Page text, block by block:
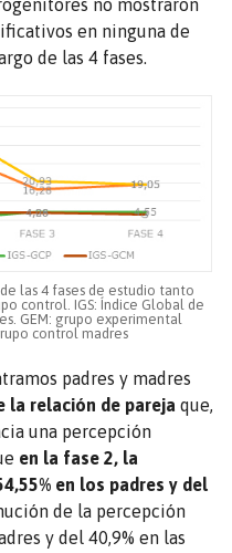
no mostraron
en ninguna de
de las 4 fases.
las 4 fases de estudio tanto
control. IGS: Índice Global de
GEM: grupo experimental
control madres
padres y madres
la relación de pareja que,
una percepción
en la fase 2, la
en los padres y del
de la percepción
y del 40,9% en las